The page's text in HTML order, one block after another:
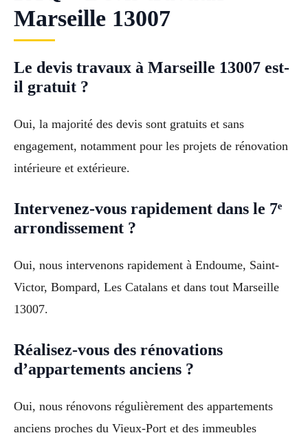
Marseille 13007
Le devis travaux à Marseille 13007 est-
il gratuit ?
Oui, la majorité des devis sont gratuits et sans
engagement, notamment pour les projets de rénovation
intérieure et extérieure.
Intervenez-vous rapidement dans le 7ᵉ
arrondissement ?
Oui, nous intervenons rapidement à Endoume, Saint-
Victor, Bompard, Les Catalans et dans tout Marseille
13007.
Réalisez-vous des rénovations
d’appartements anciens ?
Oui, nous rénovons régulièrement des appartements
anciens proches du Vieux-Port et des immeubles